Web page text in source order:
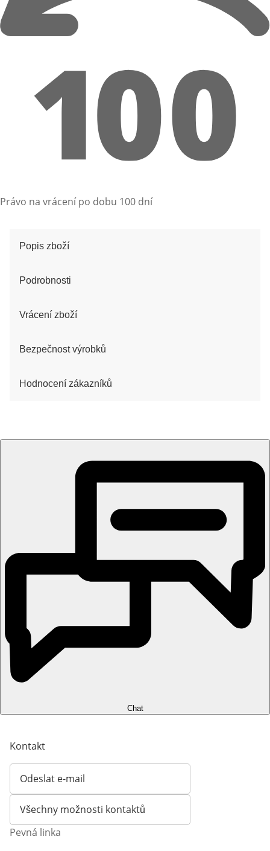
Právo na vrácení po dobu 100 dní
Popis zboží
Podrobnosti
Vrácení zboží
Bezpečnost výrobků
Hodnocení zákazníků
Chat
Kontakt
Odeslat e-mail
Otevírá e-mailového klienta
Všechny možnosti kontaktů
Pevná linka